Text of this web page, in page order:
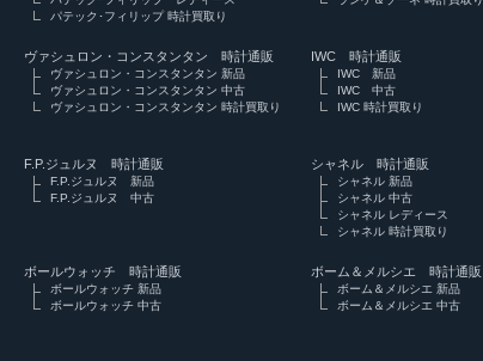
パテック･フィリップ 時計買取り
ヴァシュロン・コンスタンタン 時計通販
ヴァシュロン・コンスタンタン 新品
ヴァシュロン・コンスタンタン 中古
ヴァシュロン・コンスタンタン 時計買取り
IWC 時計通販
IWC 新品
IWC 中古
IWC 時計買取り
F.P.ジュルヌ 時計通販
F.P.ジュルヌ 新品
F.P.ジュルヌ 中古
シャネル 時計通販
シャネル 新品
シャネル 中古
シャネル レディース
シャネル 時計買取り
ボールウォッチ 時計通販
ボールウォッチ 新品
ボールウォッチ 中古
ボーム＆メルシエ 時計通販
ボーム＆メルシエ 新品
ボーム＆メルシエ 中古